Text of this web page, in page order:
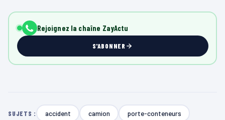
Rejoignez la chaîne ZayActu
S'ABONNER
SUJETS : accident camion porte-conteneurs